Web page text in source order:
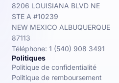
8206 LOUISIANA BLVD NE
STE A #10239
NEW MEXICO ALBUQUERQUE
87113
Téléphone: 1 (540) 908 3491
Politiques
Politique de confidentialité
Politique de remboursement